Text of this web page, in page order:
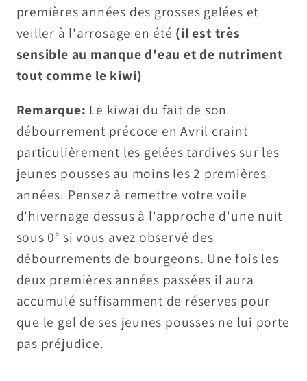
premières années des grosses gelées et
veiller à l'arrosage en été (il est très
sensible au manque d'eau et de nutriment
tout comme le kiwi)
Remarque: Le kiwai du fait de son
débourrement précoce en Avril craint
particulièrement les gelées tardives sur les
jeunes pousses au moins les 2 premières
années. Pensez à remettre votre voile
d'hivernage dessus à l'approche d'une nuit
sous 0° si vous avez observé des
débourrements de bourgeons. Une fois les
deux premières années passées il aura
accumulé suffisamment de réserves pour
que le gel de ses jeunes pousses ne lui porte
pas préjudice.